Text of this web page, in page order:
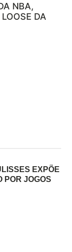
NBA,
DA
EXPÕE
POR JOGOS